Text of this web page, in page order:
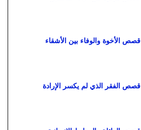
قصص الأخوة والوفاء بين الأشقاء
قصص الفقر الذي لم يكسر الإرادة